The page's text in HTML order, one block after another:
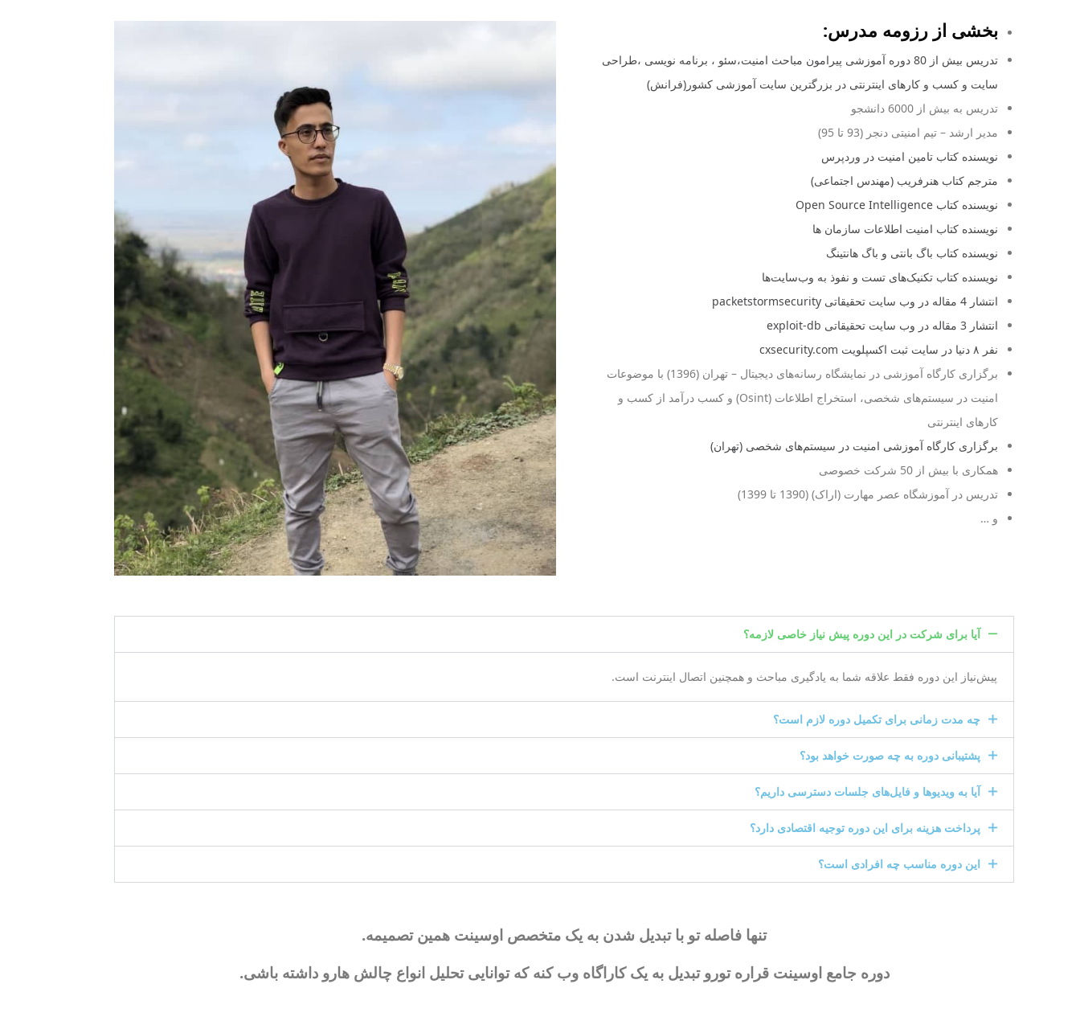
بخشی از رزومه مدرس:
تدریس بیش از 80 دوره آموزشی پیرامون مباحث امنیت،سئو ، برنامه نویسی ،طراحی
سایت و کسب و کارهای اینترنتی در بزرگترین سایت آموزشی کشور(فرانش)
تدریس به بیش از 6000 دانشجو
مدیر ارشد – تیم امنیتی دنجر (93 تا 95)
نویسنده کتاب تامین امنیت در وردپرس
مترجم کتاب هنرفریب (مهندس اجتماعی)
نویسنده کتاب Open Source Intelligence
نویسنده کتاب امنیت اطلاعات سازمان ها
نویسنده کتاب باگ بانتی و باگ هانتینگ
نویسنده کتاب تکنیک‌های تست و نفوذ به وب‌سایت‌ها
انتشار 4 مقاله در وب سایت تحقیقاتی packetstormsecurity
انتشار 3 مقاله در وب سایت تحقیقاتی exploit-db
نفر ۸ دنیا در سایت ثبت اکسپلویت cxsecurity.com
برگزاری کارگاه آموزشی در نمایشگاه رسانه‌های دیجیتال – تهران (1396) با موضوعات
امنیت در سیستم‌های شخصی، استخراج اطلاعات (Osint) و کسب درآمد از کسب و
کارهای اینترنتی
برگزاری کارگاه آموزشی امنیت در سیستم‌های شخصی (تهران)
همکاری با بیش از 50 شرکت خصوصی
تدریس در آموزشگاه عصر مهارت (اراک) (1390 تا 1399)
و …
آیا برای شرکت در این دوره پیش نیاز خاصی لازمه؟
پیش‌نیاز این دوره فقط علاقه شما به یادگیری مباحث و همچنین اتصال اینترنت است.
چه مدت زمانی برای تکمیل دوره لازم است؟
پشتیبانی دوره به چه صورت خواهد بود؟
آیا به ویدیوها و فایل‌های جلسات دسترسی داریم؟
پرداخت هزینه برای این دوره توجیه اقتصادی دارد؟
این دوره مناسب چه افرادی است؟
تنها فاصله تو با تبدیل شدن به یک متخصص اوسینت همین تصمیمه.
دوره جامع اوسینت قراره تورو تبدیل به یک کاراگاه وب کنه که توانایی تحلیل انواع چالش هارو داشته باشی.